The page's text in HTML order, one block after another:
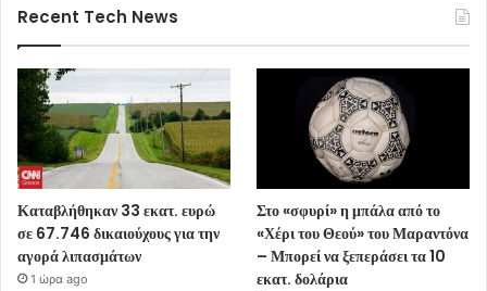
Recent Tech News
Καταβλήθηκαν 33 εκατ. ευρώ
σε 67.746 δικαιούχους για την
αγορά λιπασμάτων
1 ώρα ago
Στο «σφυρί» η μπάλα από το
«Χέρι του Θεού» του Μαραντόνα
– Μπορεί να ξεπεράσει τα 10
εκατ. δολάρια